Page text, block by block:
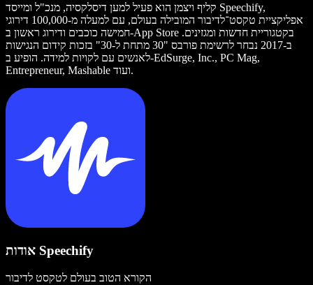
קליף ויצמן הוא פעיל למען דיסלקסיה, מנכ"ל ומייסד Speechify,
אפליקציית טקסט־לדיבור המובילה בעולם, עם למעלה מ-100,000 דירוגי
חמישה כוכבים ודירוג ראשון ב-App Store בקטגוריית חדשות ומגזינים.
ב-2017 נבחר לרשימת פורבס "30 מתחת ל-30" בזכות קידום הנגישות
לאנשים עם לקויות למידה. הופיע ב-EdSurge, Inc., PC Mag,
Entrepreneur, Mashable ועוד.
אודות Speechify
הקורא הטוב בעולם לטקסט לדיבור